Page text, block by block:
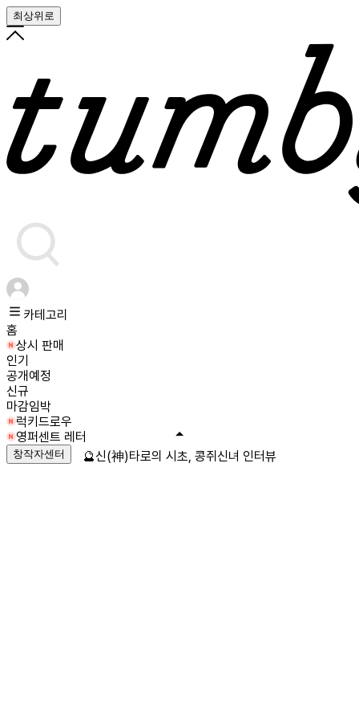
최상위로
카테고리
홈
상시 판매
인기
공개예정
신규
마감임박
럭키드로우
영퍼센트 레터
창작자센터 🔮신(神)타로의 시초, 콩쥐신녀 인터뷰